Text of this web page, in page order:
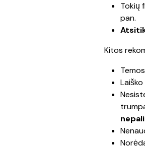
Tokių
pan.
Kitos